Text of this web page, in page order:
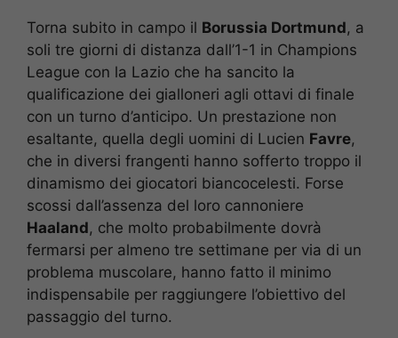
Torna subito in campo il Borussia Dortmund, a
soli tre giorni di distanza dall’1-1 in Champions
League con la Lazio che ha sancito la
qualificazione dei gialloneri agli ottavi di finale
con un turno d’anticipo. Un prestazione non
esaltante, quella degli uomini di Lucien Favre,
che in diversi frangenti hanno sofferto troppo il
dinamismo dei giocatori biancocelesti. Forse
scossi dall’assenza del loro cannoniere
Haaland, che molto probabilmente dovrà
fermarsi per almeno tre settimane per via di un
problema muscolare, hanno fatto il minimo
indispensabile per raggiungere l’obiettivo del
passaggio del turno.